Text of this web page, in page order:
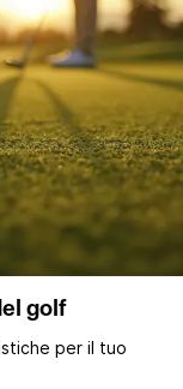
golf
per il tuo